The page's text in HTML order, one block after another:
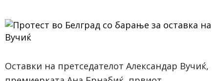
Оставки на претседателот Александар Вучиќ,